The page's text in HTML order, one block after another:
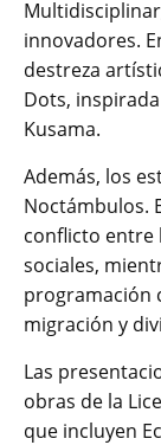
innovadores.
destreza
Dots,
Kusama.
Además, los
Noctámbulos.
conflicto entre
sociales,
programación
migración y
Las
obras de la
que incluyen